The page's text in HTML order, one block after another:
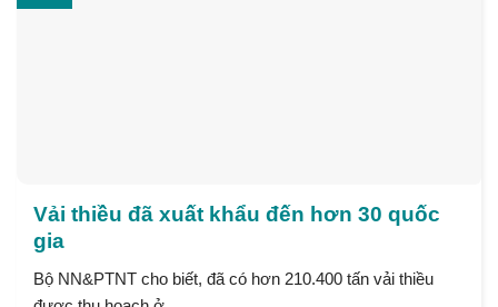
Vải thiều đã xuất khẩu đến hơn 30 quốc
gia
Bộ NN&PTNT cho biết, đã có hơn 210.400 tấn vải thiều